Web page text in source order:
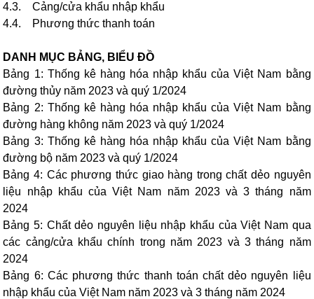
4.3. Cảng/cửa khẩu nhập khẩu
4.4. Phương thức thanh toán
DANH MỤC BẢNG, BIỂU ĐỒ
Bảng 1: Thống kê hàng hóa nhập khẩu của Việt Nam bằng
đường thủy năm 2023 và quý 1/2024
Bảng 2: Thống kê hàng hóa nhập khẩu của Việt Nam bằng
đường hàng không năm 2023 và quý 1/2024
Bảng 3: Thống kê hàng hóa nhập khẩu của Việt Nam bằng
đường bộ năm 2023 và quý 1/2024
Bảng 4: Các phương thức giao hàng trong chất dẻo nguyên
liệu nhập khẩu của Việt Nam năm 2023 và 3 tháng năm
2024
Bảng 5: Chất dẻo nguyên liệu nhập khẩu của Việt Nam qua
các cảng/cửa khẩu chính trong năm 2023 và 3 tháng năm
2024
Bảng 6: Các phương thức thanh toán chất dẻo nguyên liệu
nhập khẩu của Việt Nam năm 2023 và 3 tháng năm 2024